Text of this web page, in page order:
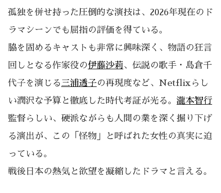
孤独を併せ持った圧倒的な演技は、2026年現在のド
ラマシーンでも屈指の評価を得ている。
脇を固めるキャストも非常に興味深く、物語の狂言
回しとなる作家役の伊藤沙莉、伝説の歌手・島倉千
代子を演じる三浦透子の再現度など、Netflixらし
い潤沢な予算と徹底した時代考証が光る。 瀧本智行
監督らしい、硬派ながらも人間の業を深く掘り下げ
る演出が、この「怪物」と呼ばれた女性の真実に迫
っている。
戦後日本の熱気と欲望を凝縮したドラマと言える。